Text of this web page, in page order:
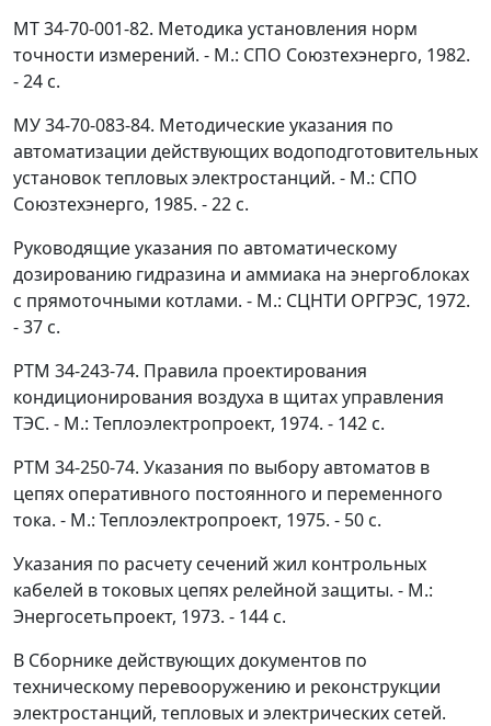
МТ 34-70-001-82. Методика установления норм
точности измерений. - М.: СПО Союзтехэнерго, 1982.
- 24 с.
МУ 34-70-083-84. Методические указания по
автоматизации действующих водоподготовительных
установок тепловых электростанций. - М.: СПО
Союзтехэнерго, 1985. - 22 с.
Руководящие указания по автоматическому
дозированию гидразина и аммиака на энергоблоках
с прямоточными котлами. - М.: СЦНТИ ОРГРЭС, 1972.
- 37 с.
РТМ 34-243-74. Правила проектирования
кондиционирования воздуха в щитах управления
ТЭС. - М.: Теплоэлектропроект, 1974. - 142 с.
РТМ 34-250-74. Указания по выбору автоматов в
цепях оперативного постоянного и переменного
тока. - М.: Теплоэлектропроект, 1975. - 50 с.
Указания по расчету сечений жил контрольных
кабелей в токовых цепях релейной защиты. - М.:
Энергосетьпроект, 1973. - 144 с.
В Сборнике действующих документов по
техническому перевооружению и реконструкции
электростанций, тепловых и электрических сетей.